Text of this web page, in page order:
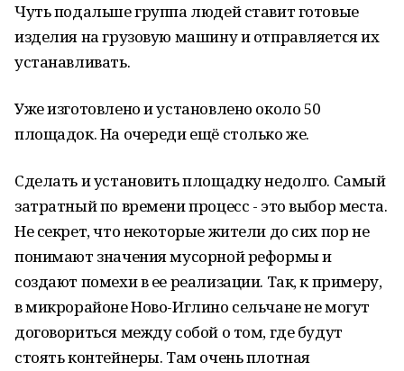
Чуть подальше группа людей ставит готовые
изделия на грузовую машину и отправляется их
устанавливать.
Уже изготовлено и установлено около 50
площадок. На очереди ещё столько же.
Сделать и установить площадку недолго. Самый
затратный по времени процесс - это выбор места.
Не секрет, что некоторые жители до сих пор не
понимают значения мусорной реформы и
создают помехи в ее реализации. Так, к примеру,
в микрорайоне Ново-Иглино сельчане не могут
договориться между собой о том, где будут
стоять контейнеры. Там очень плотная